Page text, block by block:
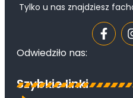
Tylko u nas znajdziesz
Odwiedziło nas:
Szybkie linki